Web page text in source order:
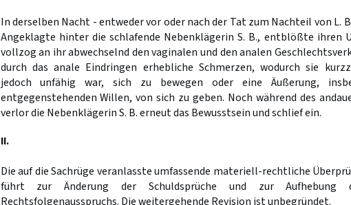
In derselben Nacht - entweder vor oder nach der Tat zum Nachteil von L.
Angeklagte hinter die schlafende Nebenklägerin S. B., entblößte ihren
vollzog an ihr abwechselnd den vaginalen und den analen
durch das anale Eindringen erhebliche Schmerzen, wodurch sie
jedoch unfähig war, sich zu bewegen oder eine Äußerung,
entgegenstehenden Willen, von sich zu geben. Noch während des
verlor die Nebenklägerin S. B. erneut das Bewusstsein und schlief ein.
II.
Die auf die Sachrüge veranlasste umfassende materiell-rechtliche
führt zur Änderung der Schuldsprüche und zur Aufhebung
Rechtsfolgenausspruchs. Die weitergehende Revision ist unbegründet.